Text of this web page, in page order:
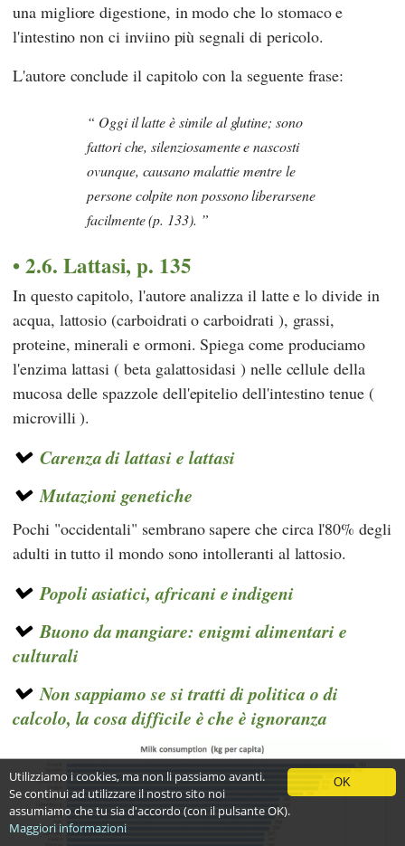
una migliore digestione, in modo che lo stomaco e
l'intestino non ci inviino più segnali di pericolo.
L'autore conclude il capitolo con la seguente frase:
Oggi il latte è simile al glutine; sono
fattori che, silenziosamente e nascosti
ovunque, causano malattie mentre le
persone colpite non possono liberarsene
facilmente (p. 133).
2.6. Lattasi, p. 135
In questo capitolo, l'autore analizza il latte e lo divide in
acqua, lattosio (carboidrati o carboidrati ), grassi,
proteine, minerali e ormoni. Spiega come produciamo
l'enzima lattasi ( beta galattosidasi ) nelle cellule della
mucosa delle spazzole dell'epitelio dell'intestino tenue (
microvilli ).
Carenza di lattasi e lattasi
Mutazioni genetiche
Pochi "occidentali" sembrano sapere che circa l'80% degli
adulti in tutto il mondo sono intolleranti al lattosio.
Popoli asiatici, africani e indigeni
Buono da mangiare: enigmi alimentari e
culturali
Non sappiamo se si tratti di politica o di
calcolo, la cosa difficile è che è ignoranza
OK
Utilizziamo i cookies, ma non li passiamo avanti.
Se continui ad utilizzare il nostro sito noi
assumiamo che tu sia d'accordo (con il pulsante OK).
Maggiori informazioni